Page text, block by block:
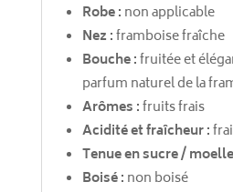
Robe : non applicable
Nez :framboise fraîche
Bouche :fruitée et
parfum naturel de la
Arômes :fruits frais
Acidité et fraîcheur :
Tenue en sucre /
Boisé : non boisé